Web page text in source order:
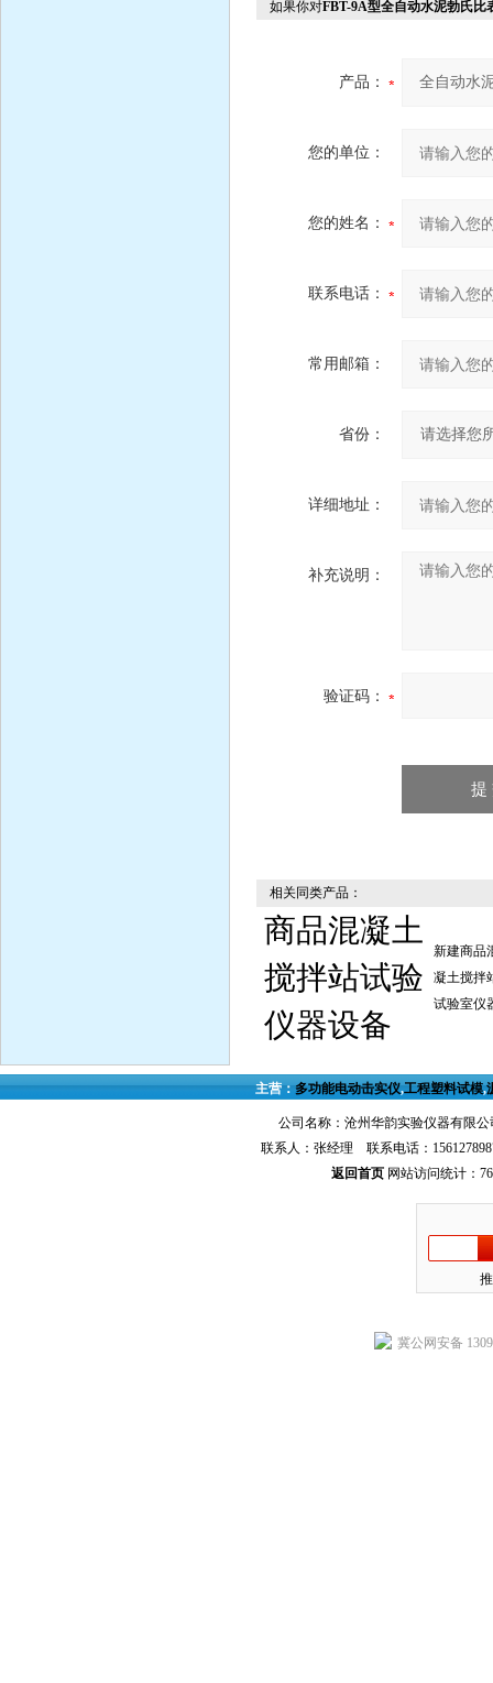
如果你对FBT-9A型全自动水泥勃氏比
产品：
您的单位：
您的姓名：
联系电话：
常用邮箱：
省份：
详细地址：
补充说明：
验证码：
相关同类产品：
商品混凝土
搅拌站试验
仪器设备
新建商品
凝土搅拌
试验室仪
主营：多功能电动击实仪,工程塑料试模,
公司名称：沧州华韵实验仪器有限
联系人：张经理 联系电话：
返回首页网站访问统计：
冀公网安备